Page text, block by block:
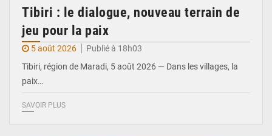
Tibiri : le dialogue, nouveau terrain de
jeu pour la paix
5 août 2026
Publié à 18h03
Tibiri, région de Maradi, 5 août 2026 — Dans les villages, la
paix…
SAVOIR PLUS